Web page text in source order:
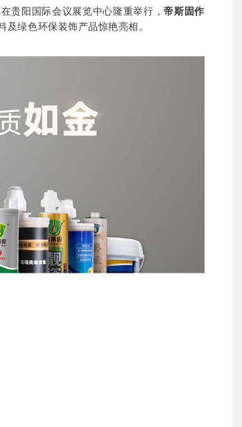
贵阳国际会议展览中心隆重举行，帝斯固作
绿色环保装饰产品惊艳亮相。